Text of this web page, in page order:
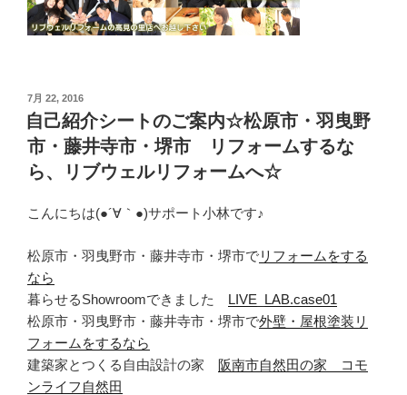
投
稿
日:
7月 22, 2016
自己紹介シートのご案内☆松原市・羽曳野
市・藤井寺市・堺市 リフォームするな
ら、リブウェルリフォームへ☆
こんにちは(●´∀｀●)サポート小林です♪
松原市・羽曳野市・藤井寺市・堺市でリフォームをする
なら
暮らせるShowroomできました LIVE_LAB.case01
松原市・羽曳野市・藤井寺市・堺市で外壁・屋根塗装リ
フォームをするなら
建築家とつくる自由設計の家 阪南市自然田の家 コモ
ンライフ自然田